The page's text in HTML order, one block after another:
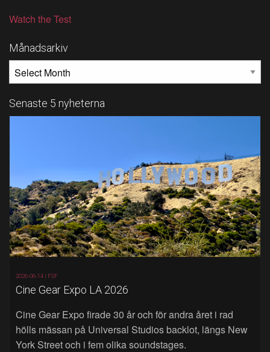
Watch the Test
Månadsarkiv
Senaste 5 nyheterna
2026-06-14 | FSF
Cine Gear Expo LA 2026
Cine Gear Expo firade 30 år och för andra året i rad
hölls mässan på Universal Studios backlot, längs New
York Street och i fem olika soundstages.